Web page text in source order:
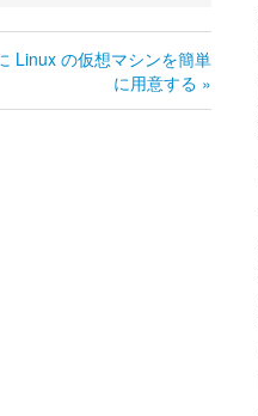
Linux の仮想マシンを簡単
に用意する »